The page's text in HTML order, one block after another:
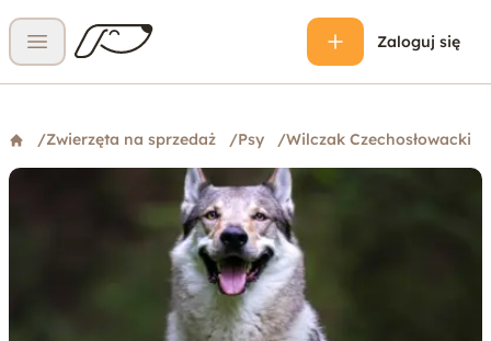
Otwórz menu
Zaloguj się
/Zwierzęta na sprzedaż /Psy /Wilczak Czechosłowacki